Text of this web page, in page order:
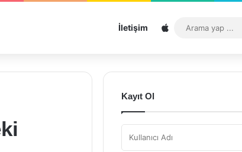
İletişim Sitemap
Kayıt Ol